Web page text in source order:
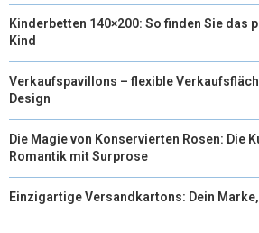
Kinderbetten 140×200: So finden Sie das
Kind
Verkaufspavillons – flexible
Design
Die Magie von Konservierten Rosen: Die
Romantik mit Surprose
Einzigartige Versandkartons: Dein